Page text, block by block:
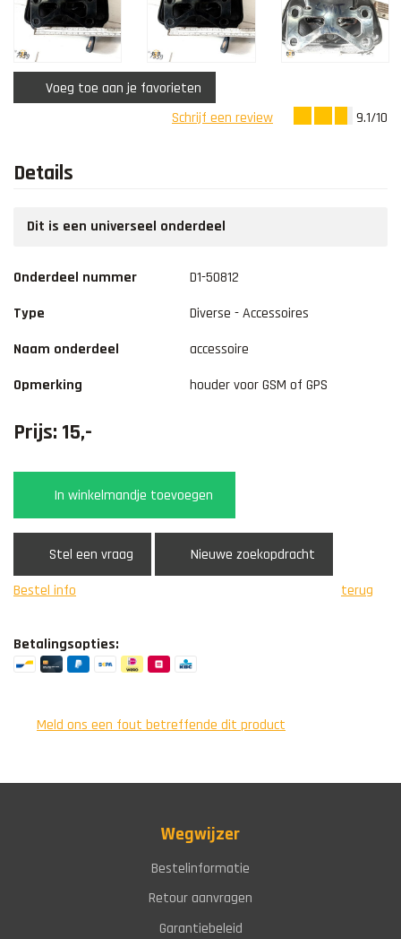
Voeg toe aan je favorieten
Schrijf een review
9.1/10
Details
Dit is een universeel onderdeel
Onderdeel nummer
D1-50812
Type
Diverse - Accessoires
Naam onderdeel
accessoire
Opmerking
houder voor GSM of GPS
Prijs: 15,-
In winkelmandje toevoegen
Stel een vraag
Nieuwe zoekopdracht
Bestel info
terug
Betalingsopties:
Meld ons een fout betreffende dit product
Wegwijzer
Bestelinformatie
Retour aanvragen
Garantiebeleid